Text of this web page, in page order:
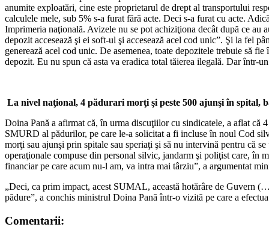
anumite exploatări, cine este proprietarul de drept al transportului
calculele mele, sub 5% s-a furat fără acte. Deci s-a furat cu acte.
Imprimeria naţională. Avizele nu se pot achiziţiona decât după ce
depozit accesează şi ei soft-ul şi accesează acel cod unic”. Şi la fel
generează acel cod unic. De asemenea, toate depozitele trebuie să
depozit. Eu nu spun că asta va eradica total tăierea ilegală. Dar într-
La nivel naţional, 4 pădurari morţi şi peste 500 ajunşi în spital,
Doina Pană a afirmat că, în urma discuţiilor cu sindicatele, a aflat că
SMURD al pădurilor, pe care le-a solicitat a fi incluse în noul Cod
morţi sau ajunşi prin spitale sau speriaţi şi să nu intervină pentru că
operaţionale compuse din personal silvic, jandarm şi poliţist care, în
financiar pe care acum nu-l am, va intra mai târziu”, a argumentat
„Deci, ca prim impact, acest SUMAL, această hotărâre de Guvern
pădure”, a conchis ministrul Doina Pană într-o vizită pe care a
Comentarii: